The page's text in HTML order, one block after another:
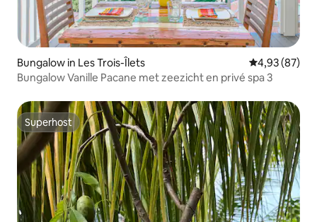
Bungalow in Les Trois-Îlets Gemiddelde
4,93 (87)
Bungalow Vanille Pacane met zeezicht en privé spa 3
Superhost
Superhost